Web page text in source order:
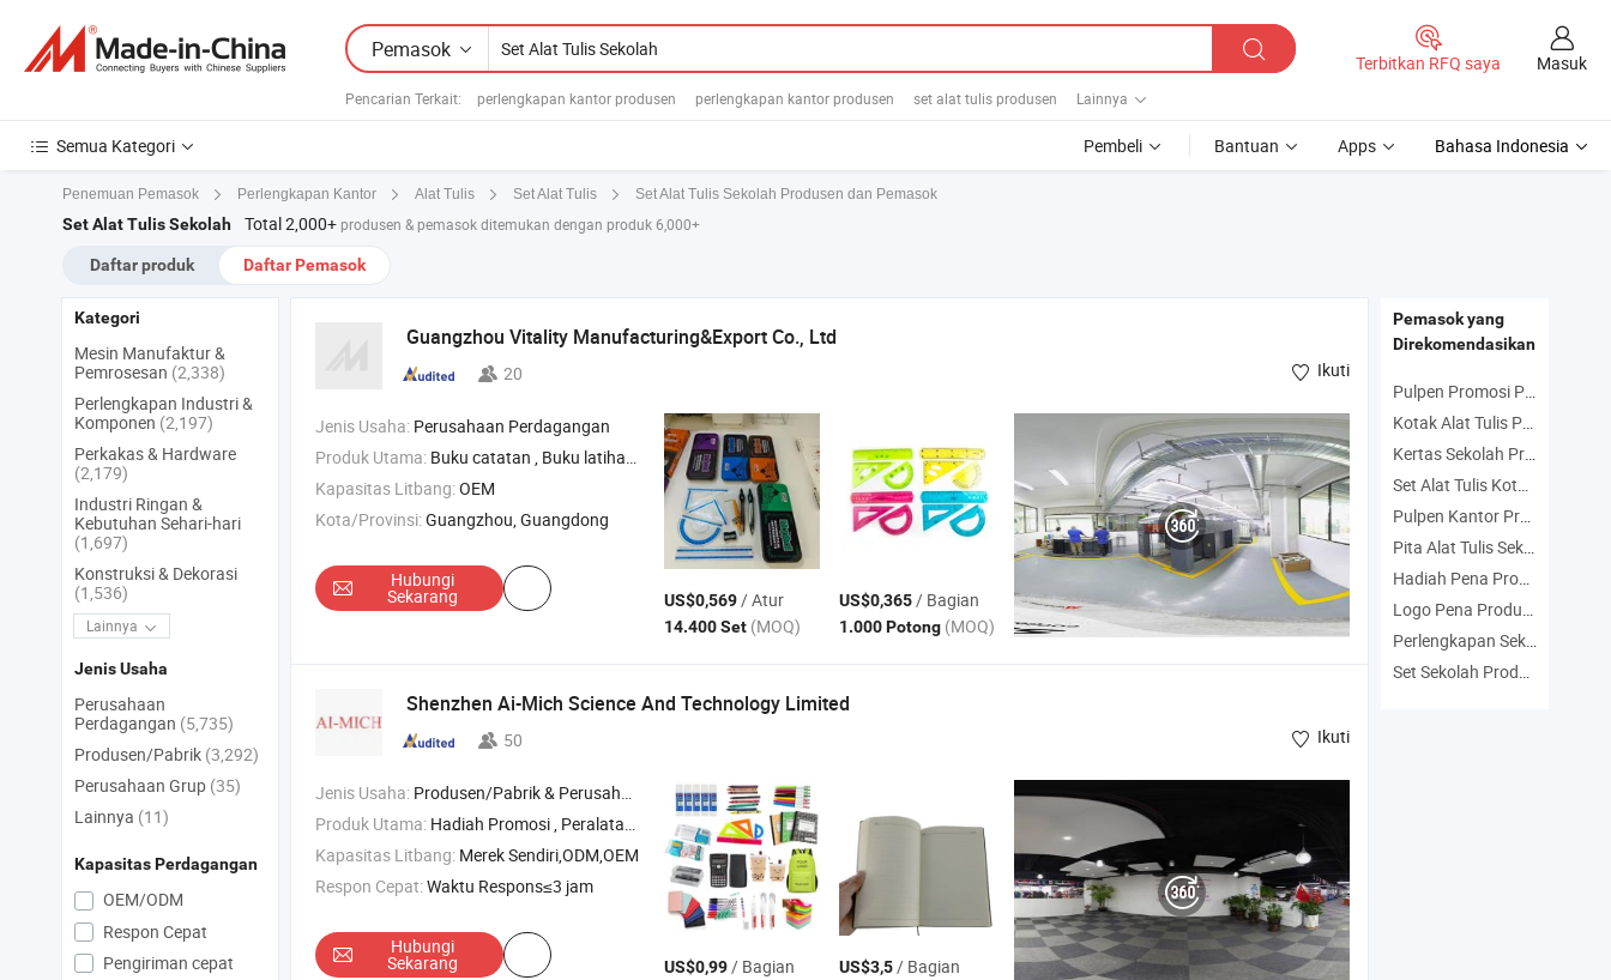
Pemasok
Pencarian Terkait: perlengkapan kantor produsen perlengkapan kantor produsen set alat tulis produsen Lainnya
Terbitkan RFQ saya Masuk
Semua Kategori Pembeli Bantuan Apps Bahasa Indonesia
Penemuan Pemasok Perlengkapan Kantor Alat Tulis Set Alat Tulis Set Alat Tulis Sekolah Produsen dan Pemasok
Set Alat Tulis Sekolah Total 2,000+ produsen & pemasok ditemukan dengan produk 6,000+
Daftar produk Daftar Pemasok
Guangzhou Vitality Manufacturing&Export Co., Ltd
20 Ikuti
Jenis Usaha: Perusahaan Perdagangan
Produk Utama: Buku catatan , Buku latihan , Kain sekolah
Kapasitas Litbang:OEM
Kota/Provinsi:Guangzhou, Guangdong
Hubungi
Sekarang US$0,569/ Atur
14.400 Set (MOQ)
US$0,365/ Bagian
1.000 Potong (MOQ)
Shenzhen Ai-Mich Science And Technology Limited
50 Ikuti
Jenis Usaha: Produsen/Pabrik & Perusahaan Dagang
Produk Utama: Hadiah Promosi , Peralatan Minum , Pakaian , Topi & Topi , Tas
Kapasitas Litbang: Merek Sendiri,ODM,OEM
Respon Cepat:Waktu Respons≤3 jam
Hubungi
Sekarang US$0,99/ Bagian US$3,5/ Bagian
Kategori
Mesin Manufaktur &
Pemrosesan (2,338)
Perlengkapan Industri &
Komponen (2,197)
Perkakas & Hardware
(2,179)
Industri Ringan &
Kebutuhan Sehari-hari
(1,697)
Konstruksi & Dekorasi
(1,536)
Lainnya
Jenis Usaha
Perusahaan
Perdagangan (5,735)
Produsen/Pabrik (3,292)
Perusahaan Grup (35)
Lainnya (11)
Kapasitas Perdagangan
OEM/ODM
Respon Cepat
Pengiriman cepat
Pemasok yang
Direkomendasikan
Pulpen Promosi Produsen
Kotak Alat Tulis Produsen
Kertas Sekolah Produsen
Set Alat Tulis Kotak Hadiah Produsen
Pulpen Kantor Produsen
Pita Alat Tulis Sekolah Produsen
Hadiah Pena Promosi Produsen
Logo Pena Produsen
Perlengkapan Sekolah Produsen
Set Sekolah Produsen